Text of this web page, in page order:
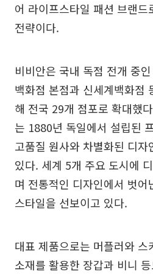
어 라이프스타일 패션 브랜
전략이다.
비비안은 국내 독점 전개 중
백화점 본점과 신세계백화점
해 전국 29개 점포로 확대했
는 1880년 독일에서 설립된
고품질 원사와 차별화된 디
있다. 세계 5개 주요 도시에
며 전통적인 디자인에서 벗어
스타일을 선보이고 있다.
대표 제품으로는 머플러와 스
소재를 활용한 장갑과 비니